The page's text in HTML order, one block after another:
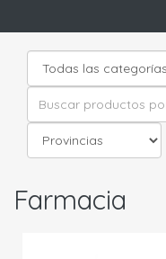
Farmacia